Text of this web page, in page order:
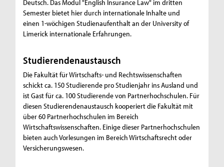
a
f
t
s
-
u
n
d
R
Deutsch. Das Modul "English Insurance Law" im dritten
Semester bietet hier durch internationale Inhalte und
einen 1-wöchigen Studienaufenthalt an der University of
Limerick internationale Erfahrungen.
Studierendenaustausch
Die Fakultät für Wirtschafts- und Rechtswissenschaften
schickt ca. 150 Studierende pro Studienjahr ins Ausland und
ist Gast für ca. 100 Studierende von Partnerhochschulen. Für
diesen Studierendenaustausch kooperiert die Fakultät mit
über 60 Partnerhochschulen im Bereich
Wirtschaftswissenschaften. Einige dieser Partnerhochschulen
bieten auch Vorlesungen im Bereich Wirtschaftsrecht oder
Versicherungswesen.